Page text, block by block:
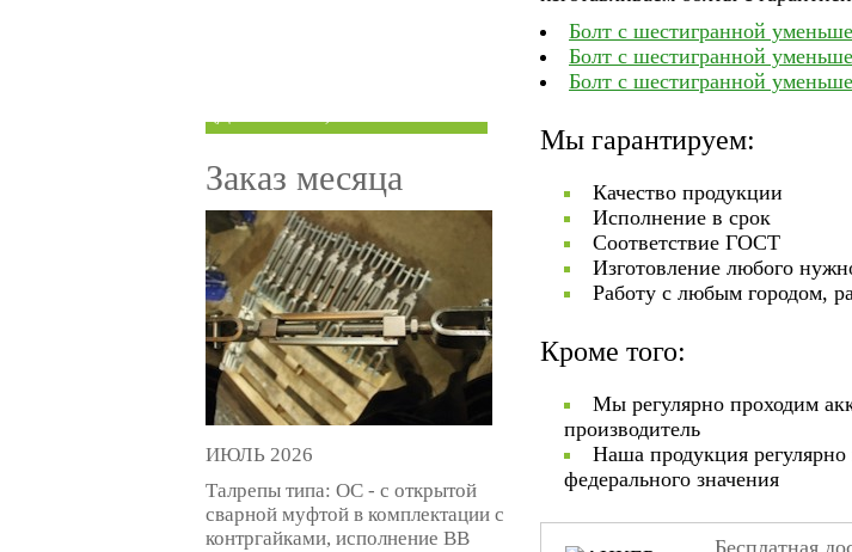
Болт с шестигранной
Болт с шестигранной
Болт с шестигранной
Мы гарантируем:
Качество продукции
Исполнение в срок
Соответствие ГОСТ
Изготовление любого
Работу с любым городом,
Кроме того:
Мы регулярно проходим
производитель
Наша продукция регулярно
федерального значения
Бесплатная
Заказ месяца
ИЮЛЬ 2026
Талрепы типа: ОС - с открытой
сварной муфтой в комплектации с
контргайками, исполнение ВВ